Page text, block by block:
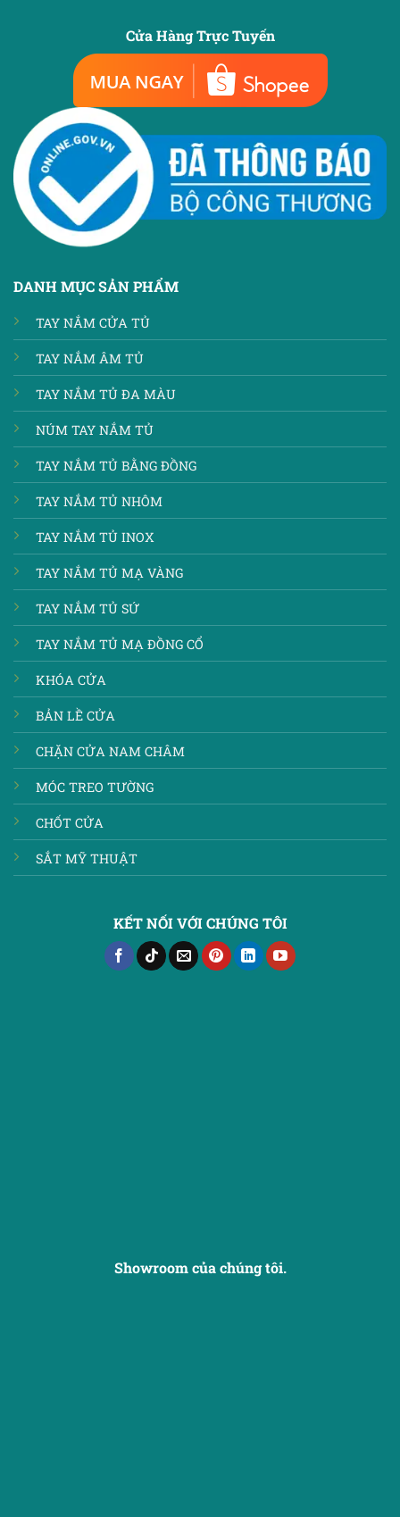
Cửa Hàng Trực Tuyến
DANH MỤC SẢN PHẨM
TAY NẮM CỬA TỦ
TAY NẮM ÂM TỦ
TAY NẮM TỦ ĐA MÀU
NÚM TAY NẮM TỦ
TAY NẮM TỦ BẰNG ĐỒNG
TAY NẮM TỦ NHÔM
TAY NẮM TỦ INOX
TAY NẮM TỦ MẠ VÀNG
TAY NẮM TỦ SỨ
TAY NẮM TỦ MẠ ĐỒNG CỔ
KHÓA CỬA
BẢN LỀ CỬA
CHẶN CỬA NAM CHÂM
MÓC TREO TƯỜNG
CHỐT CỬA
SẮT MỸ THUẬT
KẾT NỐI VỚI CHÚNG TÔI
Showroom của chúng tôi.